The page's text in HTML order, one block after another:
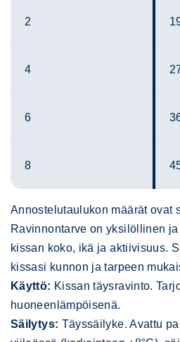
2
4
6
8
Annostelutaulukon määrät ovat
Ravinnontarve on yksilöllinen
kissan koko, ikä ja aktiivisuus.
kissasi kunnon ja tarpeen
Käyttö: Kissan täysravinto.
huoneenlämpöisenä.
Säilytys: Täyssäilyke. Avattu